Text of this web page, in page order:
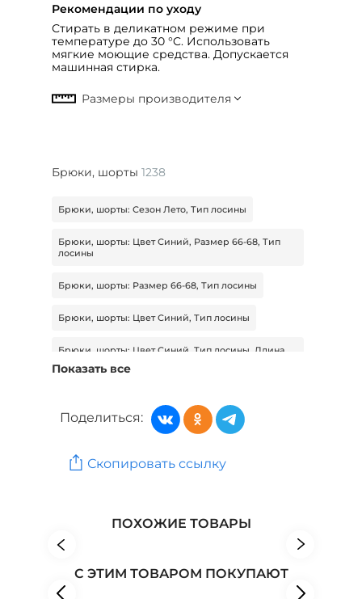
Рекомендации по уходу
Стирать в деликатном режиме при
температуре до 30 °C. Использовать
мягкие моющие средства. Допускается
машинная стирка.
Брюки, шорты 1238
Брюки, шорты: Сезон Лето, Тип лосины
Брюки, шорты: Цвет Синий, Размер 66-68, Тип
лосины
Брюки, шорты: Размер 66-68, Тип лосины
Брюки, шорты: Цвет Синий, Тип лосины
Брюки, шорты: Цвет Синий, Тип лосины, Длина
Брюки, шорты: Сезон Лето, Тип лосины, Длина
Женская одежда: Бренд lava
Показать все
Поделиться:
Скопировать ссылку
ПОХОЖИЕ ТОВАРЫ
С ЭТИМ ТОВАРОМ ПОКУПАЮТ